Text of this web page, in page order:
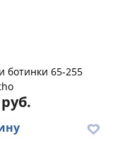
ботинки 65-255